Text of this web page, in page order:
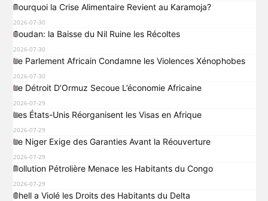
Pourquoi la Crise Alimentaire Revient au Karamoja?
2026-07-30
Soudan: la Baisse du Nil Ruine les Récoltes
2026-07-30
Le Parlement Africain Condamne les Violences Xénophobes
2026-07-30
Le Détroit D’Ormuz Secoue L’économie Africaine
2026-07-29
Les États-Unis Réorganisent les Visas en Afrique
2026-07-29
Le Niger Exige des Garanties Avant la Réouverture
2026-07-29
Pollution Pétrolière Menace les Habitants du Congo
2026-07-29
Shell a Violé les Droits des Habitants du Delta